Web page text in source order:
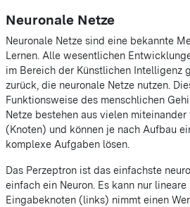
Neuronale Netze
Neuronale Netze sind eine bekannte
Lernen. Alle wesentlichen
im Bereich der Künstlichen Intelligenz
zurück, die neuronale Netze nutzen.
Funktionsweise des menschlichen
Netze bestehen aus vielen
(Knoten) und können je nach Aufbau
komplexe Aufgaben lösen.
Das Perzeptron ist das einfachste
einfach ein Neuron. Es kann nur
Eingabeknoten (links) nimmt einen